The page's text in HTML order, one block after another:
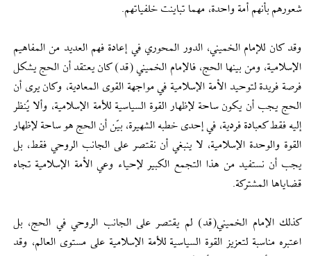
شعورهم بأنهم أمة واحدة، مهما تباينت خلفياتهم.
وقد كان للإمام الخميني، الدور المحوري في إعادة فهم العديد من المفاهيم
الإسلامية، ومن بينها الحج، فالإمام الخميني (قد) كان يعتقد أن الحج يشكل
فرصة فريدة لتوحيد الأمة الإسلامية في مواجهة القوى المعادية، وكان يرى أن
الحج يجب أن يكون ساحة لإظهار القوة السياسية للأمة الإسلامية، وألا يُنظر
إليه فقط كعبادة فردية، في إحدى خطبه الشهيرة، بيّن أن الحج هو ساحة لإظهار
القوة والوحدة الإسلامية، لا ينبغي أن نقتصر على الجانب الروحي فقط، بل
يجب أن نستفيد من هذا التجمع الكبير لإحياء وعي الأمة الإسلامية تجاه
قضاياها المشتركة.
كذلك الإمام الخميني(قد) لم يقتصر على الجانب الروحي في الحج، بل
اعتبره مناسبة لتعزيز القوة السياسية للأمة الإسلامية على مستوى العالم، وقد